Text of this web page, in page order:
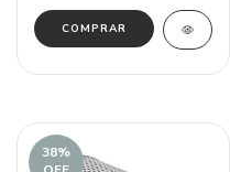
38%